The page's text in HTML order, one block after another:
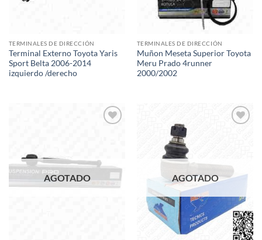
TERMINALES DE DIRECCIÓN
Terminal Externo Toyota Yaris
Sport Belta 2006-2014
izquierdo /derecho
TERMINALES DE DIRECCIÓN
Muñon Meseta Superior Toyota
Meru Prado 4runner
2000/2002
AGOTADO AGOTADO